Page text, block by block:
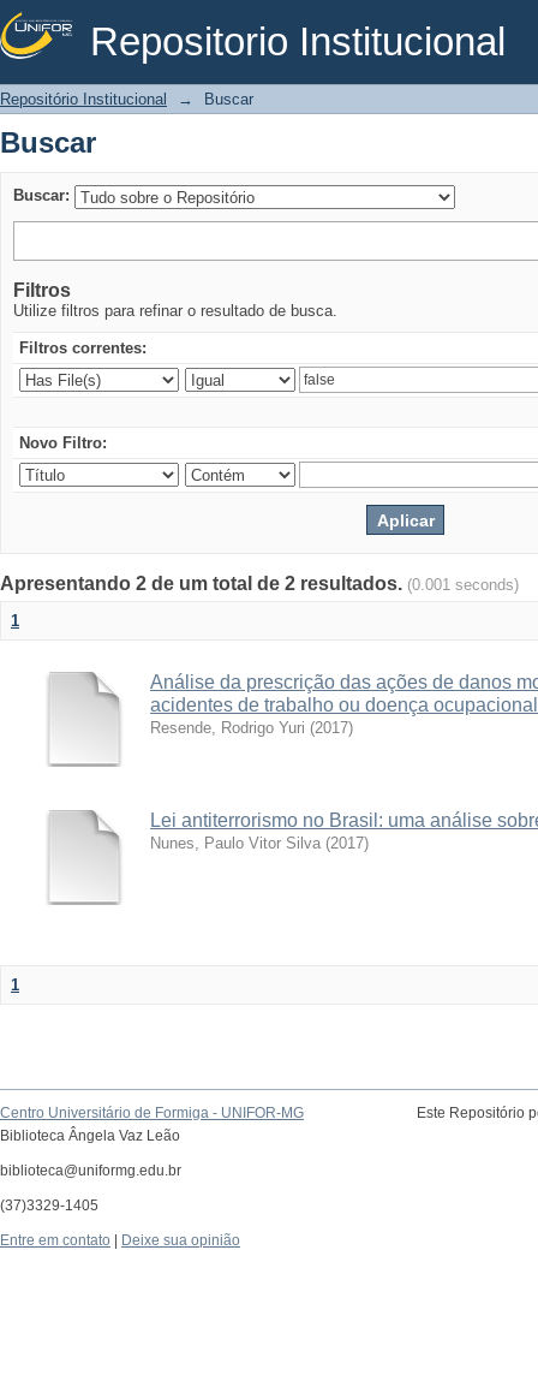
Repositorio Institucional
Buscar
Repositório Institucional → Buscar
Buscar
Buscar:
Filtros
Utilize filtros para refinar o resultado de busca.
Filtros correntes:
Novo Filtro:
Apresentando 2 de um total de 2 resultados. (0.001 seconds)
1
Análise da prescrição das ações de danos
acidentes de trabalho ou doença ocupacional
Resende, Rodrigo Yuri (2017)
Lei antiterrorismo no Brasil: uma análise
Nunes, Paulo Vitor Silva (2017)
1
Centro Universitário de Formiga - UNIFOR-MG
Biblioteca Ângela Vaz Leão
biblioteca@uniformg.edu.br
(37)3329-1405
Este Repositório
Entre em contato Deixe sua opinião